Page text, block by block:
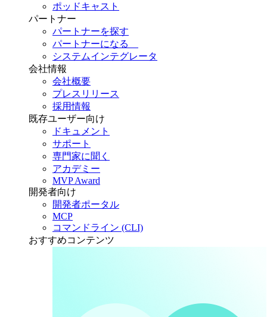
ポッドキャスト
パートナー
パートナーを探す
パートナーになる
システムインテグレータ
会社情報
会社概要
プレスリリース
採用情報
既存ユーザー向け
ドキュメント
サポート
専門家に聞く
アカデミー
MVP Award
開発者向け
開発者ポータル
MCP
コマンドライン (CLI)
おすすめコンテンツ